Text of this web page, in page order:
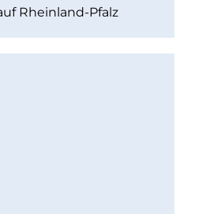
Rheinland-Pfalz